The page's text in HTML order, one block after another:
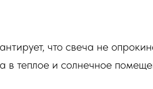
что свеча не
в теплое и солнечное